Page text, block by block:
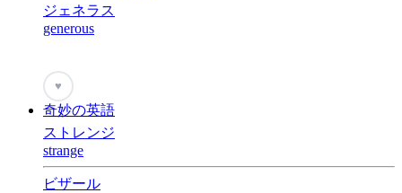
ジェネラス
generous
♥
奇妙の英語
ストレンジ
strange
ビザール